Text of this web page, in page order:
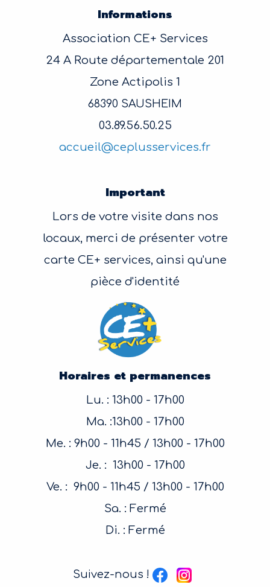
Informations
Association CE+ Services
24 A Route départementale 201
Zone Actipolis 1
68390 SAUSHEIM
03.89.56.50.25
accueil@ceplusservices.fr
Important
Lors de votre visite dans nos
locaux, merci de présenter votre
carte CE+ services, ainsi qu'une
pièce d'identité
Horaires et permanences
Lu. : 13h00 - 17h00
Ma. :13h00 - 17h00
Me. : 9h00 - 11h45 / 13h00 - 17h00
Je. : 13h00 - 17h00
Ve. : 9h00 - 11h45 / 13h00 - 17h00
Sa. : Fermé
Di. : Fermé
Suivez-nous !